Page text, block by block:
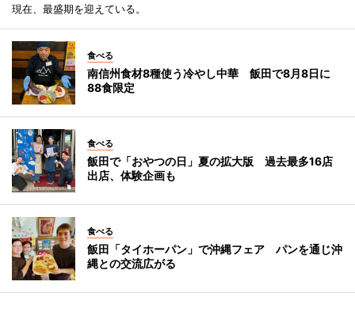
現在、最盛期を迎えている。
食べる
南信州食材8種使う冷やし中華 飯田で8月8日に
88食限定
食べる
飯田で「おやつの日」夏の拡大版 過去最多16店
出店、体験企画も
食べる
飯田「タイホーパン」で沖縄フェア パンを通じ沖
縄との交流広がる